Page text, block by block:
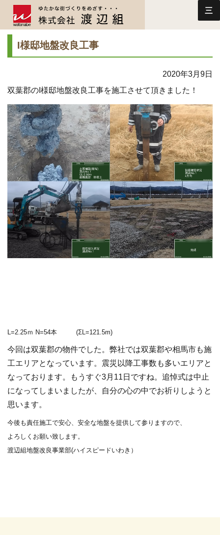
三
I様邸地盤改良工事
2020年3月9日
双葉郡のI様邸地盤改良工事を施工させて頂きました！
L=2.25ｍ N=54本 (ΣL=121.5m)
今回は双葉郡の物件でした。弊社では双葉郡や相馬市も施
工エリアとなっています。震災以降工事数も多いエリアと
なっております。もうすぐ3月11日ですね。追悼式は中止
になってしまいましたが、自分の心の中でお祈りしようと
思います。
今後も責任施工で安心、安全な地盤を提供して参りますので、
よろしくお願い致します。
渡辺組地盤改良事業部(ハイスピードいわき）